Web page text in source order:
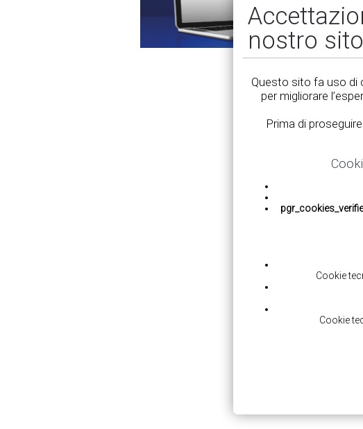
nostro sito
Questo sito fa uso di
per migliorare
Prima di
Cookie
Cookie